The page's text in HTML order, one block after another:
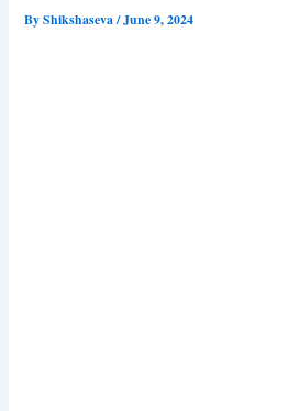
ByShikshaseva/June 9, 2024